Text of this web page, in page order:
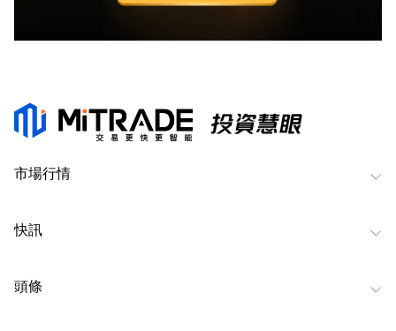
市場行情
快訊
頭條